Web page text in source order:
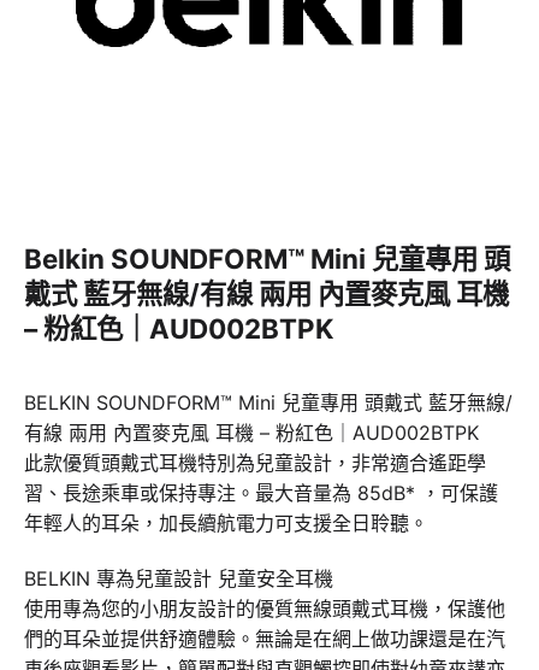
Belkin SOUNDFORM™ Mini 兒童專用 頭
戴式 藍牙無線/有線 兩用 內置麥克風 耳機
– 粉紅色｜AUD002BTPK
BELKIN SOUNDFORM™ Mini 兒童專用 頭戴式 藍牙無線/
有線 兩用 內置麥克風 耳機 – 粉紅色｜AUD002BTPK
此款優質頭戴式耳機特別為兒童設計，非常適合遙距學
習、長途乘車或保持專注。最大音量為 85dB* ，可保護
年輕人的耳朵，加長續航電力可支援全日聆聽。
BELKIN 專為兒童設計 兒童安全耳機
使用專為您的小朋友設計的優質無線頭戴式耳機，保護他
們的耳朵並提供舒適體驗。無論是在網上做功課還是在汽